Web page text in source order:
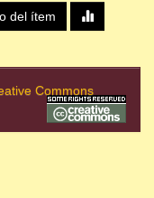
del ítem
Commons